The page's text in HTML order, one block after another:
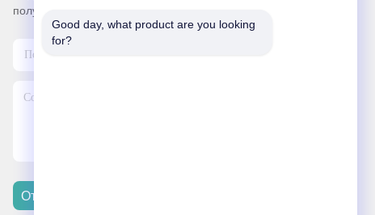
получения скидок и прочего.
Отправить Электронную Почту
Good day, what product are you looking
for?